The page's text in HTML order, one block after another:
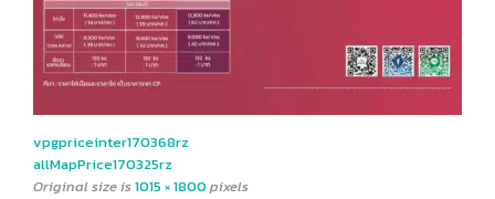
vpgpriceinter170368rz
allMapPrice170325rz
Original size is1015 × 1800 pixels